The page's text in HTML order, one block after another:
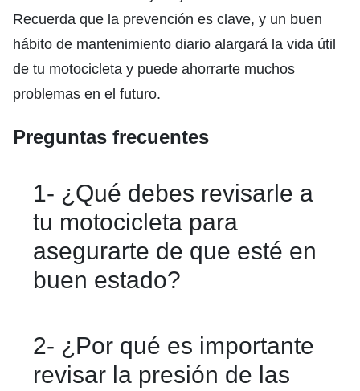
Recuerda que la prevención es clave, y un buen
hábito de mantenimiento diario alargará la vida útil
de tu motocicleta y puede ahorrarte muchos
problemas en el futuro.
Preguntas frecuentes
1- ¿Qué debes revisarle a
tu motocicleta para
asegurarte de que esté en
buen estado?
el tanque, el nivel de aceite, la presión
de las llantas, el estado de las luces,
2- ¿Por qué es importante
revisar la presión de las